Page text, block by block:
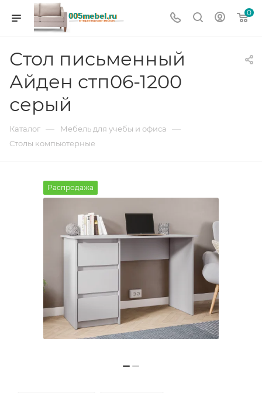
0
Стол письменный
Айден стп06-1200
серый
Каталог — Мебель для учебы и офиса —
Столы компьютерные
Распродажа